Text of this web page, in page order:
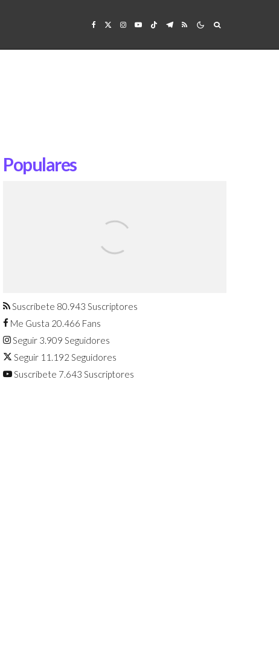
Populares
agosto
Suscríbete 80.943 Suscriptores
Me Gusta 20.466 Fans
Seguir 3.909 Seguidores
Seguir 11.192 Seguidores
Suscríbete 7.643 Suscriptores